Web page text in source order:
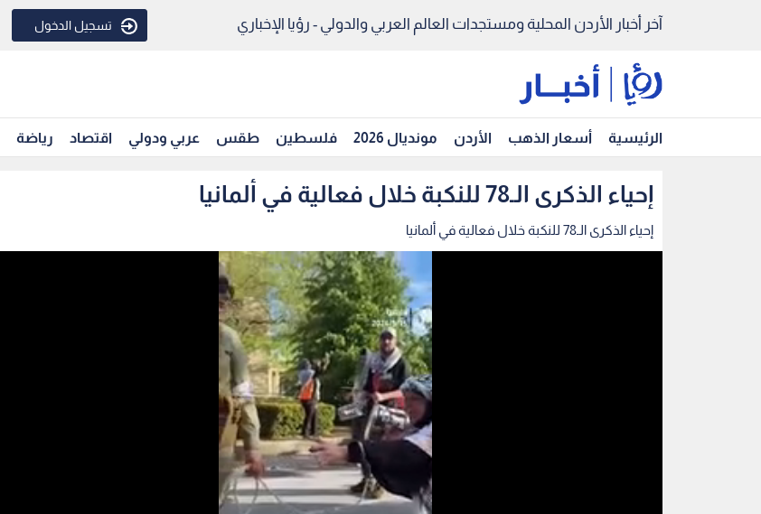
آخر أخبار الأردن المحلية ومستجدات العالم العربي والدولي - رؤيا الإخباري تسجيل الدخول
الرئيسية أسعار الذهب الأردن مونديال 2026 فلسطين طقس عربي ودولي اقتصاد رياضة
إحياء الذكرى الـ78 للنكبة خلال فعالية في ألمانيا
إحياء الذكرى الـ78 للنكبة خلال فعالية في ألمانيا